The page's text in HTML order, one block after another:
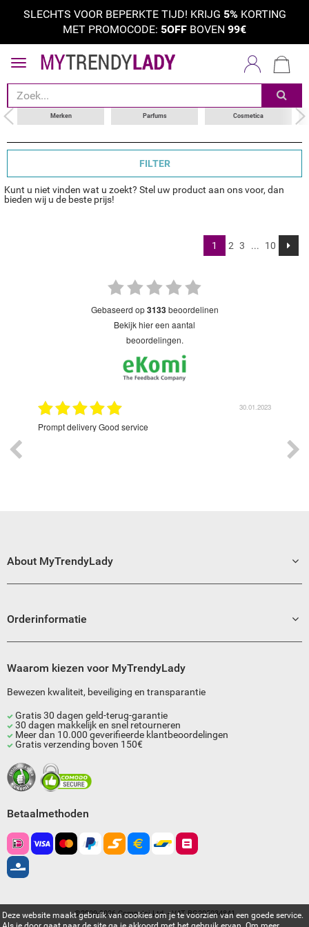
Deze website maakt gebruik van cookies om je te voorzien van een goede service.
SLECHTS VOOR BEPERKTE TIJD! KRIJG 5%KORTING
MET PROMOCODE: 5OFF BOVEN 99€
Merken Parfums Cosmetica
sorteer op
categorie
merken
FILTER
Kunt u niet vinden wat u zoekt? Stel uw product aan ons voor, dan
bieden wij u de beste prijs!
1 2 3 ... 10
gebaseerd op3133beoordelinen
bekijk hier een aantal
beoordelingen.
30.01.2023
Prompt delivery Good service
About MyTrendyLady
Orderinformatie
Waarom kiezen voor MyTrendyLady
Bewezen kwaliteit, beveiliging en transparantie
Gratis 30 dagen geld-terug-garantie
30 dagen makkelijk en snel retourneren
Meer dan 10.000 geverifieerde klantbeoordelingen
Gratis verzending boven 150€
Betaalmethoden
©2009-2026 Compulsi Ltd. - VAT BG205034841